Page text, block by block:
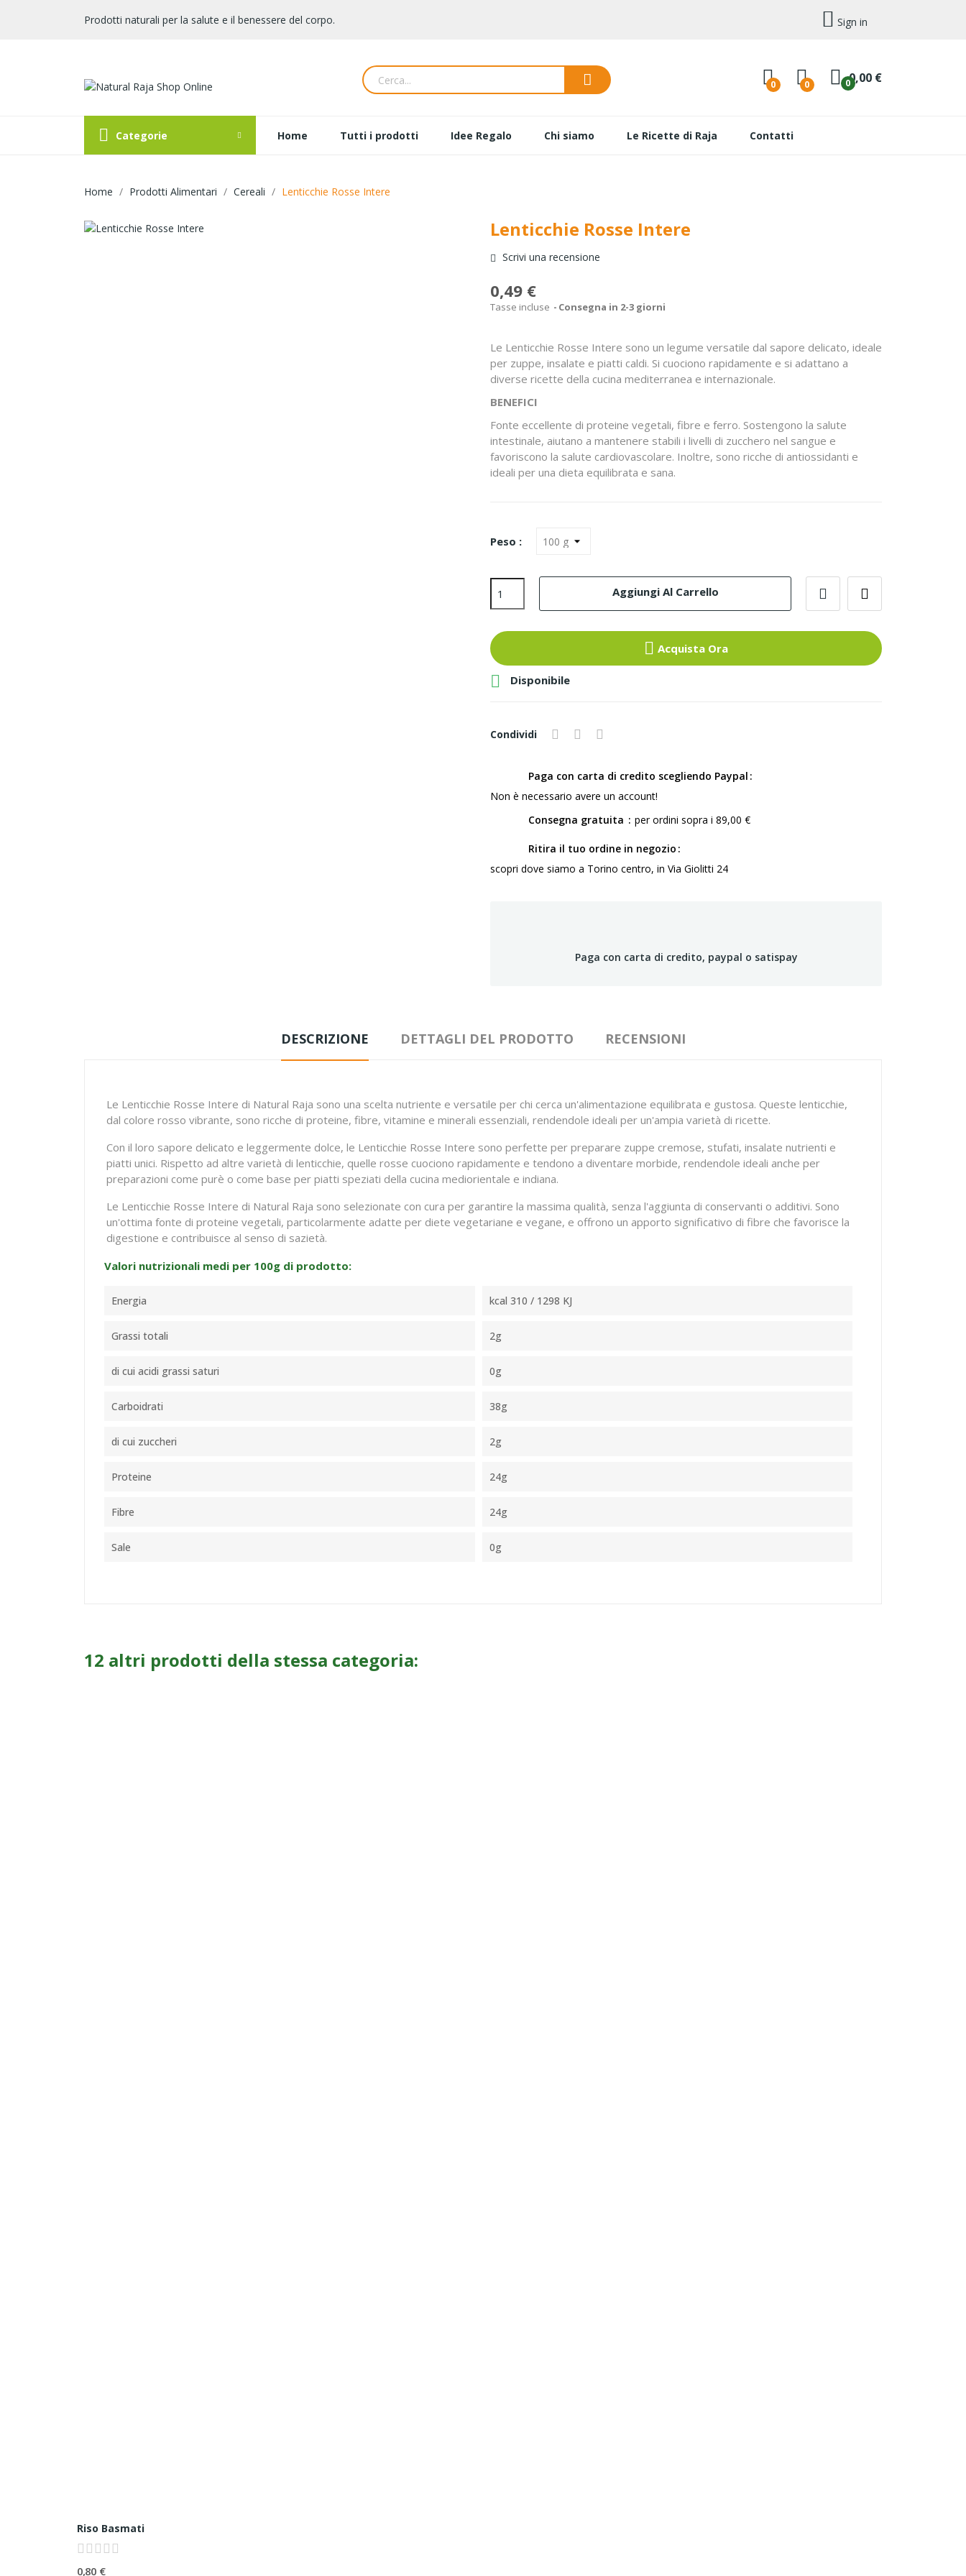
Prodotti naturali per la salute e il benessere del corpo. Sign in
0 0 0,00 €
0
Categorie Home Tutti i prodotti Idee Regalo Chi siamo Le Ricette di Raja Contatti
Home Prodotti Alimentari Cereali Lenticchie Rosse Intere
Lenticchie Rosse Intere
Scrivi una recensione
0,49 €
Tasse incluse Consegna in 2-3 giorni
Le Lenticchie Rosse Intere sono un legume versatile dal sapore delicato, ideale
per zuppe, insalate e piatti caldi. Si cuociono rapidamente e si adattano a
diverse ricette della cucina mediterranea e internazionale.
BENEFICI
Fonte eccellente di proteine vegetali, fibre e ferro. Sostengono la salute
intestinale, aiutano a mantenere stabili i livelli di zucchero nel sangue e
favoriscono la salute cardiovascolare. Inoltre, sono ricche di antiossidanti e
ideali per una dieta equilibrata e sana.
Peso :
Aggiungi Al Carrello
Acquista Ora
 Disponibile
Condividi
Paga con carta di credito scegliendo Paypal
Non è necessario avere un account!
Consegna gratuita
per ordini sopra i 89,00 €
Ritira il tuo ordine in negozio
scopri dove siamo a Torino centro, in Via Giolitti 24
Paga con carta di credito, paypal o satispay
DESCRIZIONE DETTAGLI DEL PRODOTTO RECENSIONI
Le Lenticchie Rosse Intere di Natural Raja sono una scelta nutriente e versatile per chi cerca un'alimentazione equilibrata e gustosa. Queste lenticchie,
dal colore rosso vibrante, sono ricche di proteine, fibre, vitamine e minerali essenziali, rendendole ideali per un'ampia varietà di ricette.
Con il loro sapore delicato e leggermente dolce, le Lenticchie Rosse Intere sono perfette per preparare zuppe cremose, stufati, insalate nutrienti e
piatti unici. Rispetto ad altre varietà di lenticchie, quelle rosse cuociono rapidamente e tendono a diventare morbide, rendendole ideali anche per
preparazioni come purè o come base per piatti speziati della cucina mediorientale e indiana.
Le Lenticchie Rosse Intere di Natural Raja sono selezionate con cura per garantire la massima qualità, senza l'aggiunta di conservanti o additivi. Sono
un'ottima fonte di proteine vegetali, particolarmente adatte per diete vegetariane e vegane, e offrono un apporto significativo di fibre che favorisce la
digestione e contribuisce al senso di sazietà.
Valori nutrizionali medi per 100g di prodotto:
Energia kcal 310 / 1298 KJ
Grassi totali 2g
di cui acidi grassi saturi 0g
Carboidrati 38g
di cui zuccheri 2g
Proteine 24g
Fibre 24g
Sale 0g
12 altri prodotti della stessa categoria:
Riso Basmati
0,80 €